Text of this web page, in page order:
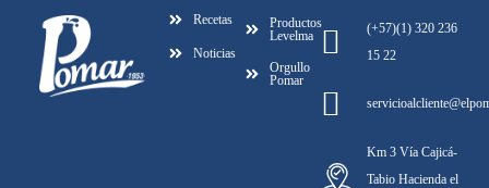
Recetas
Noticias
Productos
Levelma
Orgullo
Pomar
(+57)(1) 320 236
15 22
Km 3 Vía Cajicá-
Tabio Hacienda el